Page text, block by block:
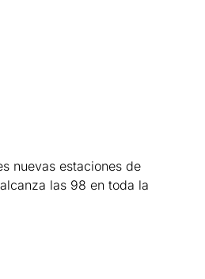
nuevas estaciones de
las 98 en toda la